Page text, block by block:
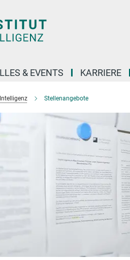
& EVENTS KARRIERE
Stellenangebote